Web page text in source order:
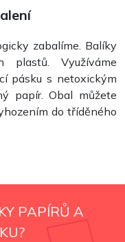
zabalíme. Balíky
plastů. Využíváme
pásku s netoxickým
papír. Obal můžete
do tříděného
PAPÍRŮ A